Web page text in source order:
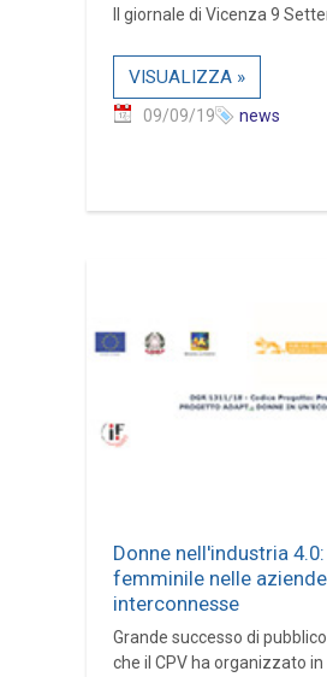
Il giornale di Vicenza 9
VISUALIZZA »
09/09/19 news
Donne nell'industria
femminile nelle
interconnesse
Grande successo di
che il CPV ha organizzato